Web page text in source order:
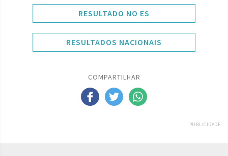
RESULTADO NO ES
RESULTADOS NACIONAIS
COMPARTILHAR
PUBLICIDADE